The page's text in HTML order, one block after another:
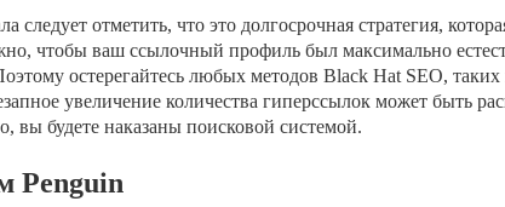
следует отметить, что это долгосрочная стратегия,
чтобы ваш ссылочный профиль был максимально
остерегайтесь любых методов Black Hat SEO,
увеличение количества гиперссылок может быть
вы будете наказаны поисковой системой.
Penguin